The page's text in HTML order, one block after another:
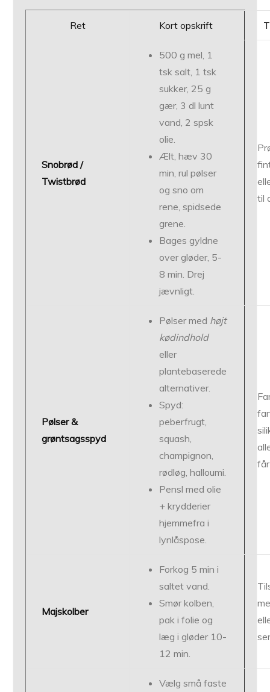
Ret Kort opskrift
Snobrød /
Twistbrød
500 g mel, 1
tsk salt, 1 tsk
sukker, 25 g
gær, 3 dl lunt
vand, 2 spsk
olie.
Ælt, hæv 30
min, rul pølser
og sno om
rene, spidsede
grene.
Bages gyldne
over gløder, 5-
8 min. Drej
jævnligt.
til
Pølser &
grøntsagsspyd
Pølser med højt
kødindhold
eller
plantebaserede
alternativer.
Spyd:
peberfrugt,
squash,
champignon,
rødløg, halloumi.
Pensl med olie
+ krydderier
hjemmefra i
lynlås­pose.
Majskolber
For­kog 5 min i
saltet vand.
Smør kolben,
pak i folie og
læg i gløder 10-
12 min.
Vælg små faste